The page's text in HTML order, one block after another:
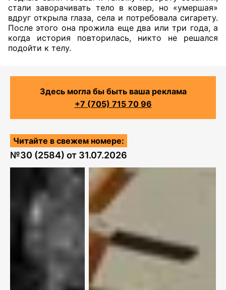
стали заворачивать тело в ковер, но «умершая»
вдруг открыла глаза, села и потребовала сигарету.
После этого она прожила еще два или три года, а
когда история повторилась, никто не решался
подойти к телу.
Здесь могла бы быть ваша реклама
+7 (705) 715 70 96
Читайте в свежем номере:
№30 (2584) от 31.07.2026